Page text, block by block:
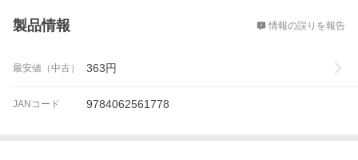
製品情報 情報の誤りを報告
最安値（中古） 363円
JANコード 9784062561778